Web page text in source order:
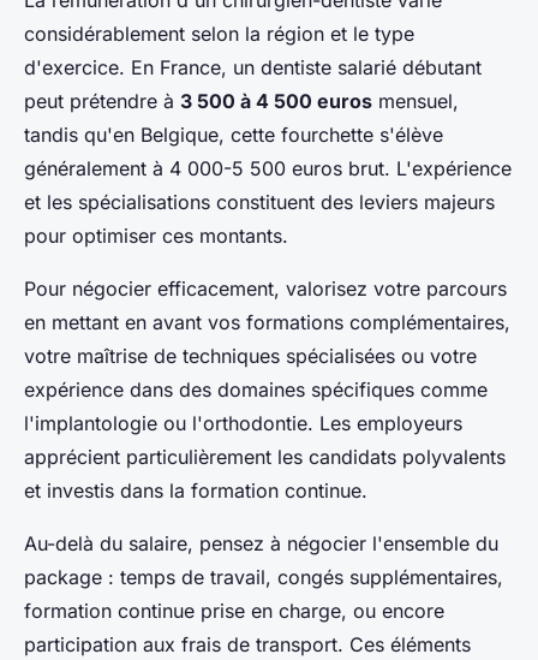
considérablement selon la région et le type
d'exercice. En France, un dentiste salarié débutant
peut prétendre à 3 500 à 4 500 euros mensuel,
tandis qu'en Belgique, cette fourchette s'élève
généralement à 4 000-5 500 euros brut. L'expérience
et les spécialisations constituent des leviers majeurs
pour optimiser ces montants.
Pour négocier efficacement, valorisez votre parcours
en mettant en avant vos formations complémentaires,
votre maîtrise de techniques spécialisées ou votre
expérience dans des domaines spécifiques comme
l'implantologie ou l'orthodontie. Les employeurs
apprécient particulièrement les candidats polyvalents
et investis dans la formation continue.
Au-delà du salaire, pensez à négocier l'ensemble du
package : temps de travail, congés supplémentaires,
formation continue prise en charge, ou encore
participation aux frais de transport. Ces éléments